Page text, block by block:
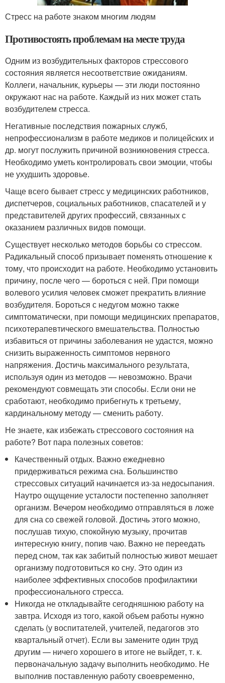
Стресс на работе знаком многим людям
Противостоять проблемам на месте труда
Одним из возбудительных факторов стрессового
состояния является несоответствие ожиданиям.
Коллеги, начальник, курьеры — эти люди постоянно
окружают нас на работе. Каждый из них может стать
возбудителем стресса.
Негативные последствия пожарных служб,
непрофессионализм в работе медиков и полицейских и
др. могут послужить причиной возникновения стресса.
Необходимо уметь контролировать свои эмоции, чтобы
не ухудшить здоровье.
Чаще всего бывает стресс у медицинских работников,
диспетчеров, социальных работников, спасателей и у
представителей других профессий, связанных с
оказанием различных видов помощи.
Существует несколько методов борьбы со стрессом.
Радикальный способ призывает поменять отношение к
тому, что происходит на работе. Необходимо установить
причину, после чего — бороться с ней. При помощи
волевого усилия человек сможет прекратить влияние
возбудителя. Бороться с недугом можно также
симптоматически, при помощи медицинских препаратов,
психотерапевтического вмешательства. Полностью
избавиться от причины заболевания не удастся, можно
снизить выраженность симптомов нервного
напряжения. Достичь максимального результата,
используя один из методов — невозможно. Врачи
рекомендуют совмещать эти способы. Если они не
сработают, необходимо прибегнуть к третьему,
кардинальному методу — сменить работу.
Не знаете, как избежать стрессового состояния на
работе? Вот пара полезных советов:
Качественный отдых. Важно ежедневно
придерживаться режима сна. Большинство
стрессовых ситуаций начинается из-за недосыпания.
Наутро ощущение усталости постепенно заполняет
организм. Вечером необходимо отправляться в ложе
для сна со свежей головой. Достичь этого можно,
послушав тихую, спокойную музыку, прочитав
интересную книгу, попив чаю. Важно не переедать
перед сном, так как забитый полностью живот мешает
организму подготовиться ко сну. Это один из
наиболее эффективных способов профилактики
профессионального стресса.
Никогда не откладывайте сегодняшнюю работу на
завтра. Исходя из того, какой объем работы нужно
сделать (у воспитателей, учителей, педагогов это
квартальный отчет). Если вы замените один труд
другим — ничего хорошего в итоге не выйдет, т. к.
первоначальную задачу выполнить необходимо. Не
выполнив поставленную работу своевременно,